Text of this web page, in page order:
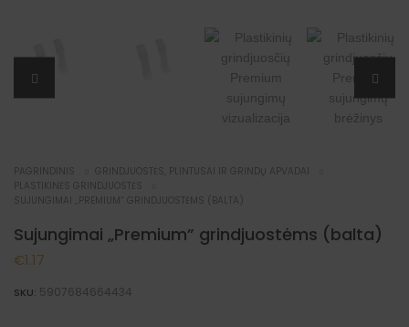
PAGRINDINIS
GRINDJUOSTĖS, PLINTUSAI IR GRINDŲ APVADAI
PLASTIKINĖS GRINDJUOSTĖS
SUJUNGIMAI „PREMIUM” GRINDJUOSTĖMS (BALTA)
Sujungimai „Premium” grindjuostėms (balta)
€1.17
SKU: 5907684664434